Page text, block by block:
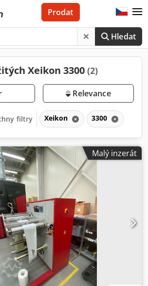
Hledat
Prodat
Xeikon 3300 (2)
Relevance
filtry Xeikon 3300
Malý inzerát